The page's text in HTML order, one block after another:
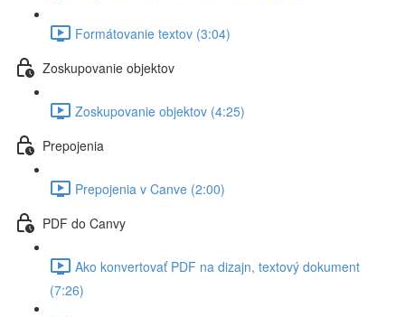
Formátovanie textov (3:04)
Zoskupovanie objektov
Zoskupovanie objektov (4:25)
Prepojenia
Prepojenia v Canve (2:00)
PDF do Canvy
Ako konvertovať PDF na dizajn, textový dokument
(7:26)